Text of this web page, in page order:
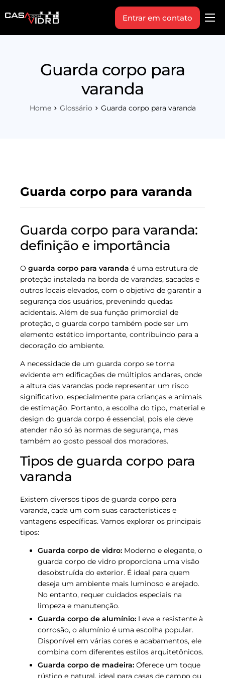
Produtos
Indique+
Entrar em contato
Guarda corpo para
varanda
Home Glossário Guarda corpo para varanda
Guarda corpo para varanda
Guarda corpo para varanda:
definição e importância
O guarda corpo para varanda é uma estrutura de
proteção instalada na borda de varandas, sacadas e
outros locais elevados, com o objetivo de garantir a
segurança dos usuários, prevenindo quedas
acidentais. Além de sua função primordial de
proteção, o guarda corpo também pode ser um
elemento estético importante, contribuindo para a
decoração do ambiente.
A necessidade de um guarda corpo se torna
evidente em edificações de múltiplos andares, onde
a altura das varandas pode representar um risco
significativo, especialmente para crianças e animais
de estimação. Portanto, a escolha do tipo, material e
design do guarda corpo é essencial, pois ele deve
atender não só às normas de segurança, mas
também ao gosto pessoal dos moradores.
Tipos de guarda corpo para
varanda
Existem diversos tipos de guarda corpo para
varanda, cada um com suas características e
vantagens específicas. Vamos explorar os principais
tipos:
Guarda corpo de vidro: Moderno e elegante, o
guarda corpo de vidro proporciona uma visão
desobstruída do exterior. É ideal para quem
deseja um ambiente mais luminoso e arejado.
No entanto, requer cuidados especiais na
limpeza e manutenção.
Guarda corpo de alumínio: Leve e resistente à
corrosão, o alumínio é uma escolha popular.
Disponível em várias cores e acabamentos, ele
combina com diferentes estilos arquitetônicos.
Guarda corpo de madeira: Oferece um toque
rústico e natural, ideal para casas de campo ou